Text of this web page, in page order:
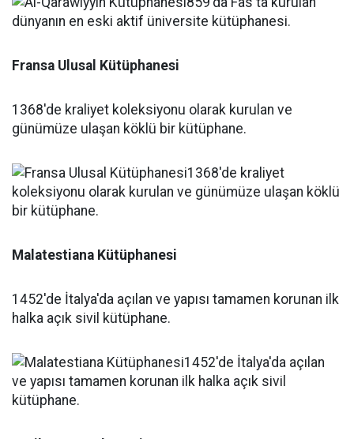
Fransa Ulusal Kütüphanesi
1368'de kraliyet koleksiyonu olarak kurulan ve
günümüze ulaşan köklü bir kütüphane.
Malatestiana Kütüphanesi
1452'de İtalya'da açılan ve yapısı tamamen korunan ilk
halka açık sivil kütüphane.